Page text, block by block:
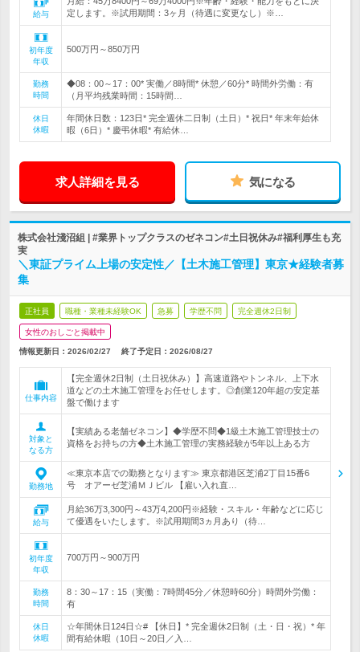
給与
定します。※試用期間：3ヶ月（待遇に変更なし）※…
初年度
年収
500万円～850万円
勤務
時間
◆08：00～17：00* 実働／8時間* 休憩／60分* 時間外労働：有
（月平均残業時間：15時間…
休日
休暇
年間休日数：123日* 完全週休二日制（土日）* 祝日* 年末年始休
暇（6日）* 慶弔休暇* 有給休…
求人詳細を見る 気になる
株式会社淺沼組 | #業界トップクラスのゼネコン#土日祝休み#福利厚生も充
実
＼東証プライム上場の安定性／【土木施工管理】東京★経験者募
集
正社員 職種・業種未経験OK 急募 学歴不問 完全週休2日制
女性のおしごと掲載中
情報更新日：2026/02/27 終了予定日： 2026/08/27
仕事内容
【完全週休2日制（土日祝休み）】高速道路やトンネル、上下水
道などの土木施工管理をお任せします。◎創業120年超の安定基
盤で働けます
対象と
なる方
【実績ある老舗ゼネコン】◆学歴不問◆1級土木施工管理技士の
資格をお持ちの方◆土木施工管理の実務経験が5年以上ある方
勤務地
≪東京本店での勤務となります≫ 東京都港区芝浦2丁目15番6
号 オアーゼ芝浦ＭＪビル 【雇い入れ直…
給与
月給36万3,300円～43万4,200円※経験・スキル・年齢などに応じ
て優遇をいたします。※試用期間3ヵ月あり（待…
初年度
年収
700万円～900万円
勤務
時間
8：30～17：15（実働：7時間45分／休憩時60分）時間外労働：
有
休日
休暇
☆年間休日124日☆# 【休日】* 完全週休2日制（土・日・祝）* 年
間有給休暇（10日～20日／入…